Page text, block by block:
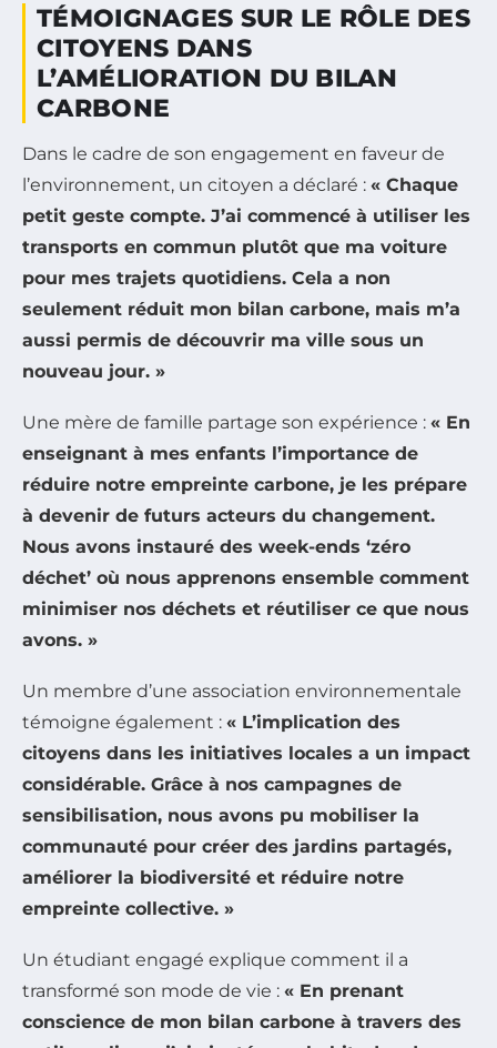
TÉMOIGNAGES SUR LE RÔLE DES
CITOYENS DANS
L’AMÉLIORATION DU BILAN
CARBONE
Dans le cadre de son engagement en faveur de
l’environnement, un citoyen a déclaré : « Chaque
petit geste compte. J’ai commencé à utiliser les
transports en commun plutôt que ma voiture
pour mes trajets quotidiens. Cela a non
seulement réduit mon bilan carbone, mais m’a
aussi permis de découvrir ma ville sous un
nouveau jour. »
Une mère de famille partage son expérience : « En
enseignant à mes enfants l’importance de
réduire notre empreinte carbone, je les prépare
à devenir de futurs acteurs du changement.
Nous avons instauré des week-ends ‘zéro
déchet’ où nous apprenons ensemble comment
minimiser nos déchets et réutiliser ce que nous
avons. »
Un membre d’une association environnementale
témoigne également : « L’implication des
citoyens dans les initiatives locales a un impact
considérable. Grâce à nos campagnes de
sensibilisation, nous avons pu mobiliser la
communauté pour créer des jardins partagés,
améliorer la biodiversité et réduire notre
empreinte collective. »
Un étudiant engagé explique comment il a
transformé son mode de vie : « En prenant
conscience de mon bilan carbone à travers des